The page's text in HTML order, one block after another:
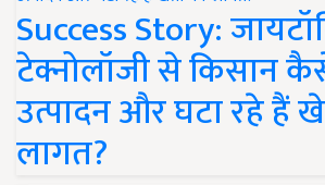
Success Story:
टेक्नोलॉजी से किसान
उत्पादन और घटा रहे हैं
लागत?